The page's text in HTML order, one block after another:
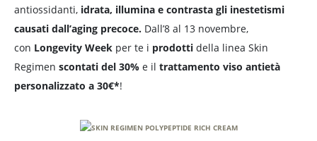
antiossidanti, idrata, illumina e contrasta gli inestetismi
causati dall’aging precoce. Dall’8 al 13 novembre,
con Longevity Week per te i prodotti della linea Skin
Regimen scontati del 30% e il trattamento viso antietà
personalizzato a 30€*!